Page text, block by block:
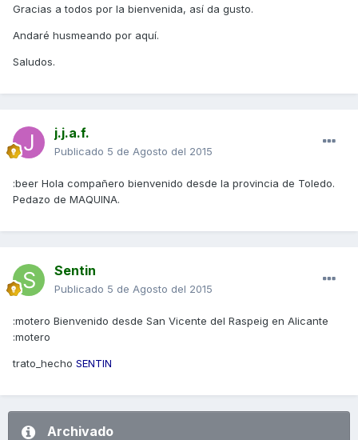
Gracias a todos por la bienvenida, así da gusto.
Andaré husmeando por aquí.
Saludos.
j.j.a.f.
Publicado 5 de Agosto del 2015
:beer Hola compañero bienvenido desde la provincia de Toledo.
Pedazo de MAQUINA.
Sentin
Publicado 5 de Agosto del 2015
:motero Bienvenido desde San Vicente del Raspeig en Alicante
:motero
trato_hecho SENTIN
Archivado